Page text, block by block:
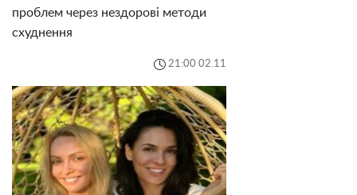
проблем через нездорові методи
схуднення
21:00 02.11